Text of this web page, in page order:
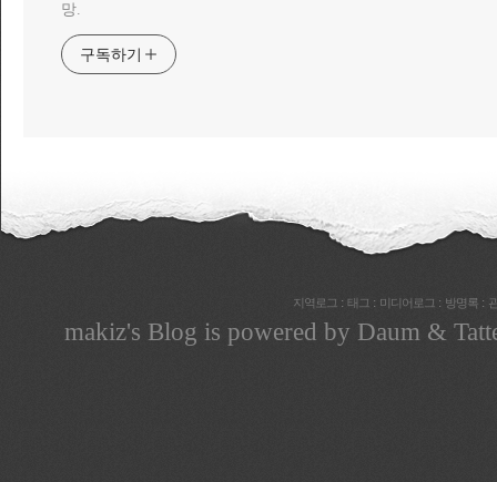
망.
구독하기
지역로그: 태그: 미디어로그: 방명록:
makiz's Blog is powered by Daum &